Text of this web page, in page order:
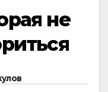
не